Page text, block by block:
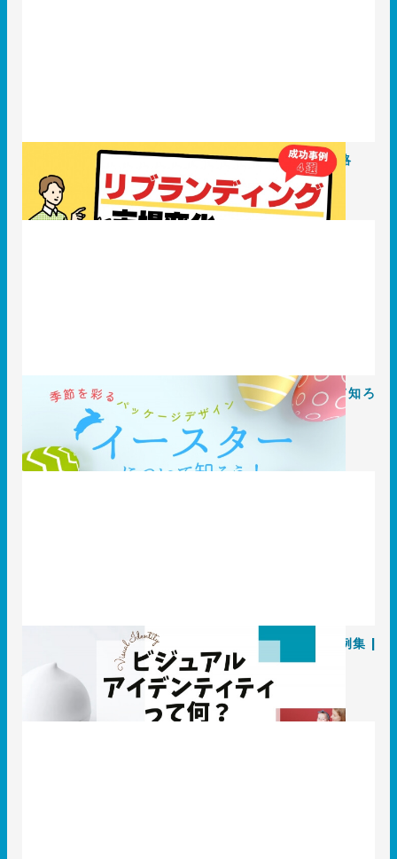
リブランディング成功事例4選｜市場変化に対応する戦略
2025.04.25 事例
季節を彩るパッケージデザイン【イースター】について知ろ
2025.04.21 知識 / ノウハウ
ビジュアルアイデンティティって何？成功ブランド実例集 |
デザイン作成依頼はT3デザイン
2025.03.28 事例